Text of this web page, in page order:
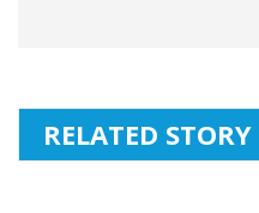
RELATED STORY